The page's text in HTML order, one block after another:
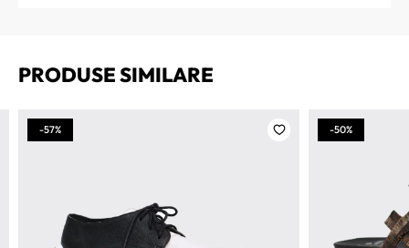
PRODUSE SIMILARE
-57% -50%